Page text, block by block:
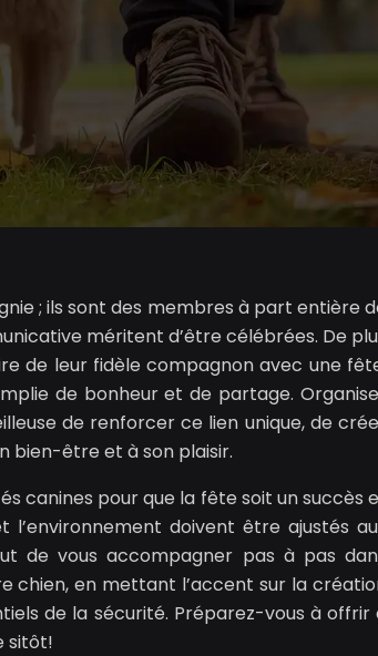
; ils sont des membres à part entière
méritent d’être célébrées. De
de leur fidèle compagnon avec une
de bonheur et de partage.
de renforcer ce lien unique, de
bien-être et à son plaisir.
canines pour que la fête soit un succès
l’environnement doivent être ajustés
de vous accompagner pas à pas
chien, en mettant l’accent sur la
de la sécurité. Préparez-vous à offrir
sitôt!